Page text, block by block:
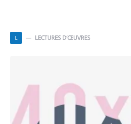
L LECTURES D’ŒUVRES